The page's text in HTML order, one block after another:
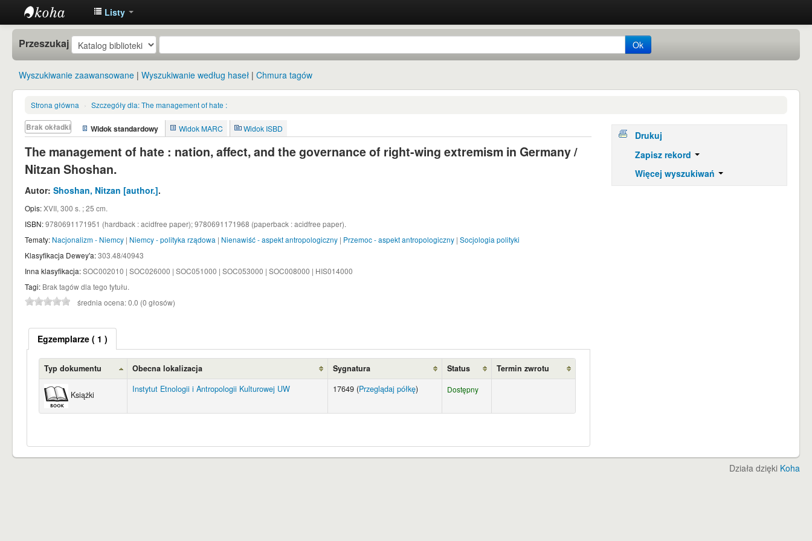
Instytut
Etnologii i
Antropologii
Kulturowej
UW
Listy
Przeszukaj Ok
Wyszukiwanie zaawansowane Wyszukiwanie według haseł Chmura tagów
Strona główna › Szczegóły dla:The management of hate :
Brak okładki Widok standardowy Widok MARC Widok ISBD
The management of hate : nation, affect, and the governance of right-wing extremism in Germany /
Nitzan Shoshan.
Autor: Shoshan, Nitzan [author.].
Opis:XVII, 300 s. ; 25 cm.
ISBN:9780691171951 (hardback : acidfree paper);9780691171968 (paperback : acidfree paper).
Tematy:Nacjonalizm - Niemcy | Niemcy - polityka rządowa | Nienawiść - aspekt antropologiczny | Przemoc - aspekt antropologiczny | Socjologia polityki
Klasyfikacja Dewey'a:303.48/40943
Inna klasyfikacja:SOC002010 | SOC026000 | SOC051000 | SOC053000 | SOC008000 | HIS014000
Tagi: Brak tagów dla tego tytułu.
średnia ocena: 0.0 (0 głosów)
Egzemplarze( 1 )
Typ dokumentu Obecna lokalizacja Sygnatura Status Termin zwrotu
Książki
Instytut Etnologii i Antropologii Kulturowej UW 17649 (Przeglądaj półkę) Dostępny
Drukuj
Zapisz rekord
Więcej wyszukiwań
Działa dzięki Koha